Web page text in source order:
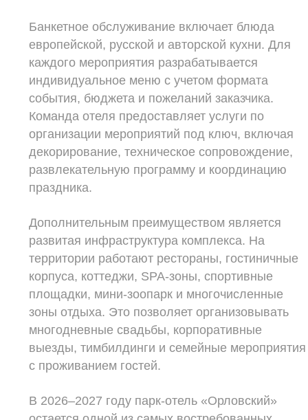
Банкетное обслуживание включает блюда
европейской, русской и авторской кухни. Для
каждого мероприятия разрабатывается
индивидуальное меню с учетом формата
события, бюджета и пожеланий заказчика.
Команда отеля предоставляет услуги по
организации мероприятий под ключ, включая
декорирование, техническое сопровождение,
развлекательную программу и координацию
праздника.
Дополнительным преимуществом является
развитая инфраструктура комплекса. На
территории работают рестораны, гостиничные
корпуса, коттеджи, SPA-зоны, спортивные
площадки, мини-зоопарк и многочисленные
зоны отдыха. Это позволяет организовывать
многодневные свадьбы, корпоративные
выезды, тимбилдинги и семейные мероприятия
с проживанием гостей.
В 2026–2027 году парк-отель «Орловский»